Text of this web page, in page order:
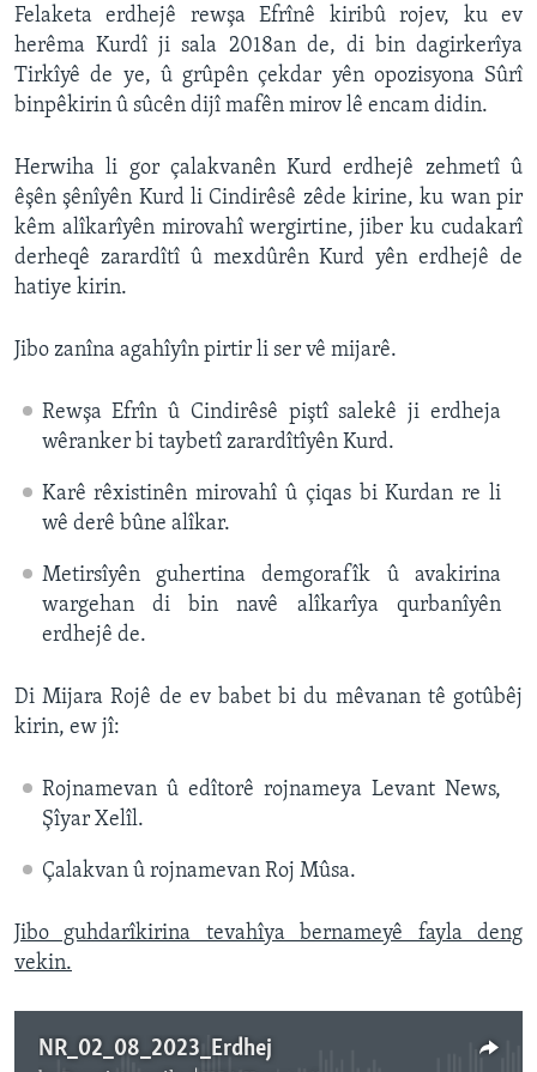
Felaketa erdhejê rewşa Efrînê kiribû rojev, ku ev
herêma Kurdî ji sala 2018an de, di bin dagirkerîya
Tirkîyê de ye, û grûpên çekdar yên opozisyona Sûrî
binpêkirin û sûcên dijî mafên mirov lê encam didin.
Herwiha li gor çalakvanên Kurd erdhejê zehmetî û
êşên şênîyên Kurd li Cindirêsê zêde kirine, ku wan pir
kêm alîkarîyên mirovahî wergirtine, jiber ku cudakarî
derheqê zarardîtî û mexdûrên Kurd yên erdhejê de
hatiye kirin.
Jibo zanîna agahîyîn pirtir li ser vê mijarê.
Rewşa Efrîn û Cindirêsê piştî salekê ji erdheja
wêranker bi taybetî zarardîtîyên Kurd.
Karê rêxistinên mirovahî û çiqas bi Kurdan re li
wê derê bûne alîkar.
Metirsîyên guhertina demgorafîk û avakirina
wargehan di bin navê alîkarîya qurbanîyên
erdhejê de.
Di Mijara Rojê de ev babet bi du mêvanan tê gotûbêj
kirin, ew jî:
Rojnamevan û edîtorê rojnameya Levant News,
Şîyar Xelîl.
Çalakvan û rojnamevan Roj Mûsa.
Jibo guhdarîkirina tevahîya bernameyê fayla deng
vekin.
NR_02_08_2023_Erdhej